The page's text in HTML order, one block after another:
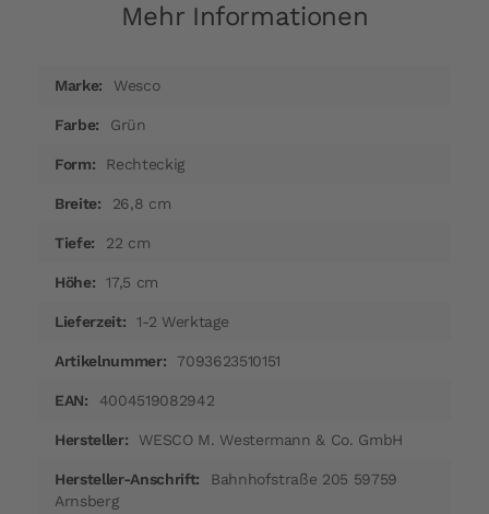
Mehr Informationen
InformationenWesco
Grün
Rechteckig
26,8 cm
22 cm
17,5 cm
1-2 Werktage
7093623510151
4004519082942
WESCO M. Westermann & Co. GmbH
Bahnhofstraße 205 59759
Arnsberg